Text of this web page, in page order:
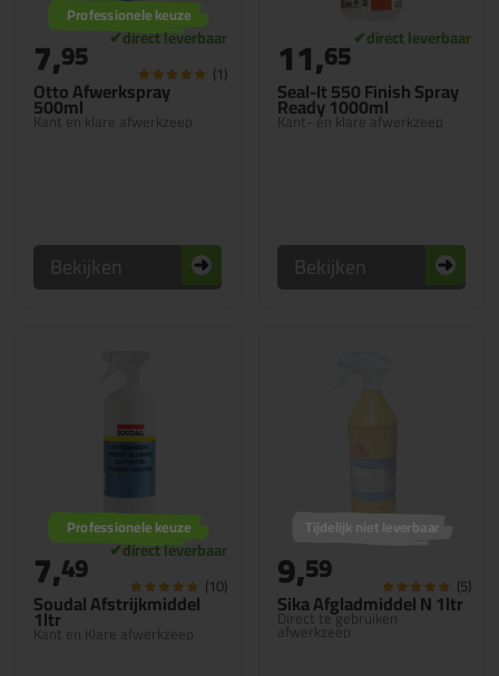
Otto Afwerkspray
500ml
Kant en klare afwerkzeep
Professionele keuze
7,95 (1)
Bekijken
Seal-It 550 Finish Spray
Ready 1000ml
Kant- en klare afwerkzeep
11,65
Bekijken
Soudal Afstrijkmiddel
1ltr
Kant en Klare afwerkzeep
Professionele keuze
7,49 (10)
Sika Afgladmiddel N 1ltr
Direct te gebruiken
afwerkzeep
Tijdelijk niet leverbaar
9,59 (5)